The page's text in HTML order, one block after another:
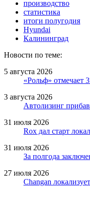
производство
статистика
итоги полугодия
Hyundai
Калининград
Новости по теме:
5 августа 2026
«Рольф» отмечает
3 августа 2026
Автолизинг
31 июля 2026
Rox дал старт
31 июля 2026
За полгода
27 июля 2026
Changan